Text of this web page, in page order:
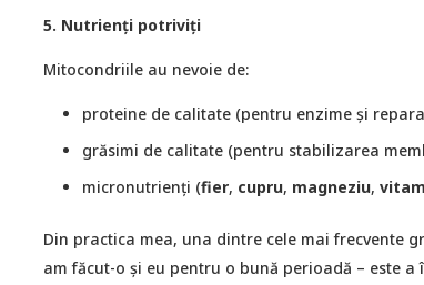
5. Nutrienți potriviți
Mitocondriile au nevoie de:
proteine de calitate (pentru enzime şi
grăsimi de calitate (pentru stabilizarea
micronutrienți (fier, cupru, magneziu,
Din practica mea, una dintre cele mai frecvente
am făcut-o și eu pentru o bună perioadă – este